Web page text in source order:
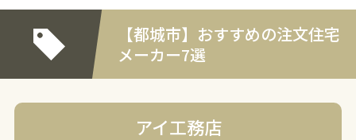
【都城市】おすすめの注文住宅
メーカー7選
アイ工務店